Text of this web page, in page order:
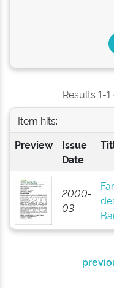
Results 1-
Item hits:
Preview
Issue
Date
2000-
03